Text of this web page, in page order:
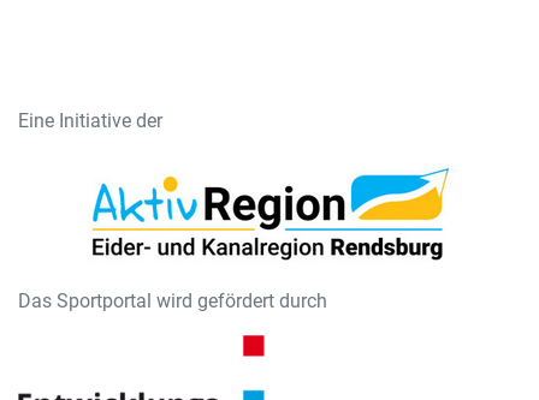
Eine Initiative der
Das Sportportal wird gefördert durch